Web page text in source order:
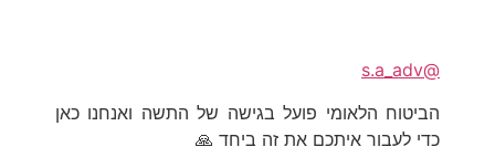
@s.a_adv
הביטוח הלאומי פועל בגישה של התשה ואנחנו כאן
כדי לעבור איתכם את זה ביחד 🙏